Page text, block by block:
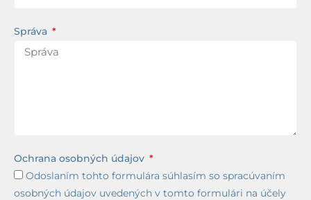
Správa
Ochrana osobných údajov
Odoslaním tohto formulára súhlasím so spracúvaním
osobných údajov uvedených v tomto formulári na účely